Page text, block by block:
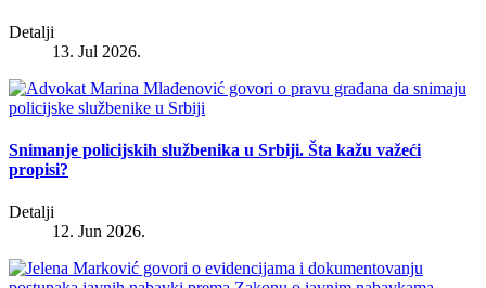
Detalji
13. Jul 2026.
Snimanje policijskih službenika u Srbiji. Šta kažu važeći
propisi?
Detalji
12. Jun 2026.